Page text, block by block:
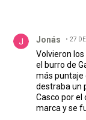
Jonás 27
Volvieron
el burro de
más puntaje
destraba un
Casco por el
marca y se